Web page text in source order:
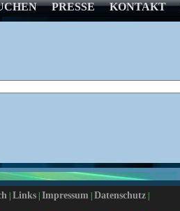
PRESSE KONTAKT
| Links| Impressum| Datenschutz|